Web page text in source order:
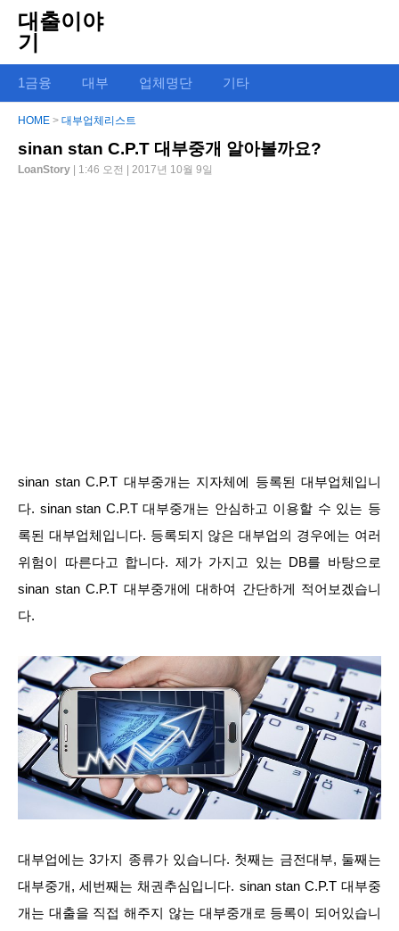
대출이야
기
1금융 대부 업체명단 기타
HOME > 대부업체리스트
sinan stan C.P.T 대부중개 알아볼까요?
LoanStory | 1:46 오전 | 2017년 10월 9일
sinan stan C.P.T 대부중개는 지자체에 등록된 대부업체입니
다. sinan stan C.P.T 대부중개는 안심하고 이용할 수 있는 등
록된 대부업체입니다. 등록되지 않은 대부업의 경우에는 여러
위험이 따른다고 합니다. 제가 가지고 있는 DB를 바탕으로
sinan stan C.P.T 대부중개에 대하여 간단하게 적어보겠습니
다.
대부업에는 3가지 종류가 있습니다. 첫째는 금전대부, 둘째는
대부중개, 세번째는 채권추심입니다. sinan stan C.P.T 대부중
개는 대출을 직접 해주지 않는 대부중개로 등록이 되어있습니